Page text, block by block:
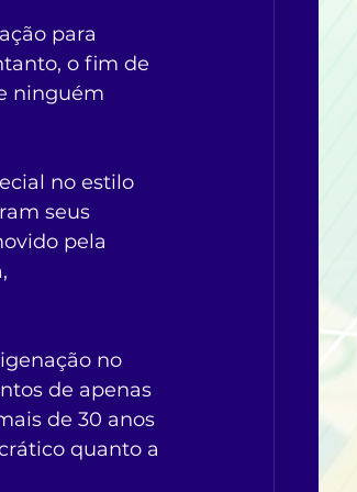
para
o fim de
ninguém
no estilo
seus
pela
no
de apenas
de 30 anos
quanto a